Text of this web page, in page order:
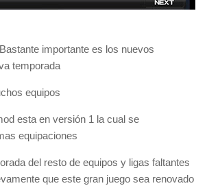
importante es los nuevos
temporada
equipos
esta en versión 1 la cual se
equipaciones
del resto de equipos y ligas faltantes
que este gran juego sea renovado